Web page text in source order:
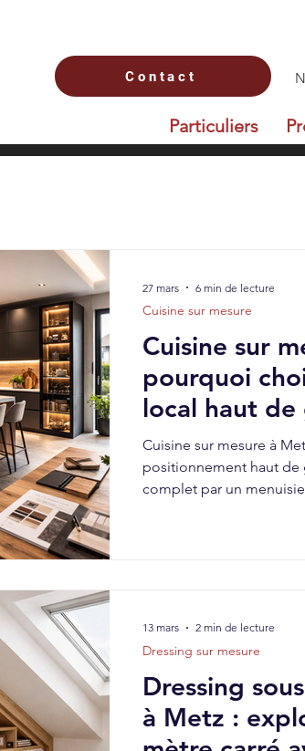
Particuliers
Contact
Cuisine sur
pourquoi
local haut de
Cuisine sur mesure à
positionnement haut
complet par un
Cuisine sur mesure
27 mars 6 min de lecture
Dressing
à Metz :
Dressing sur mesure
13 mars 2 min de lecture